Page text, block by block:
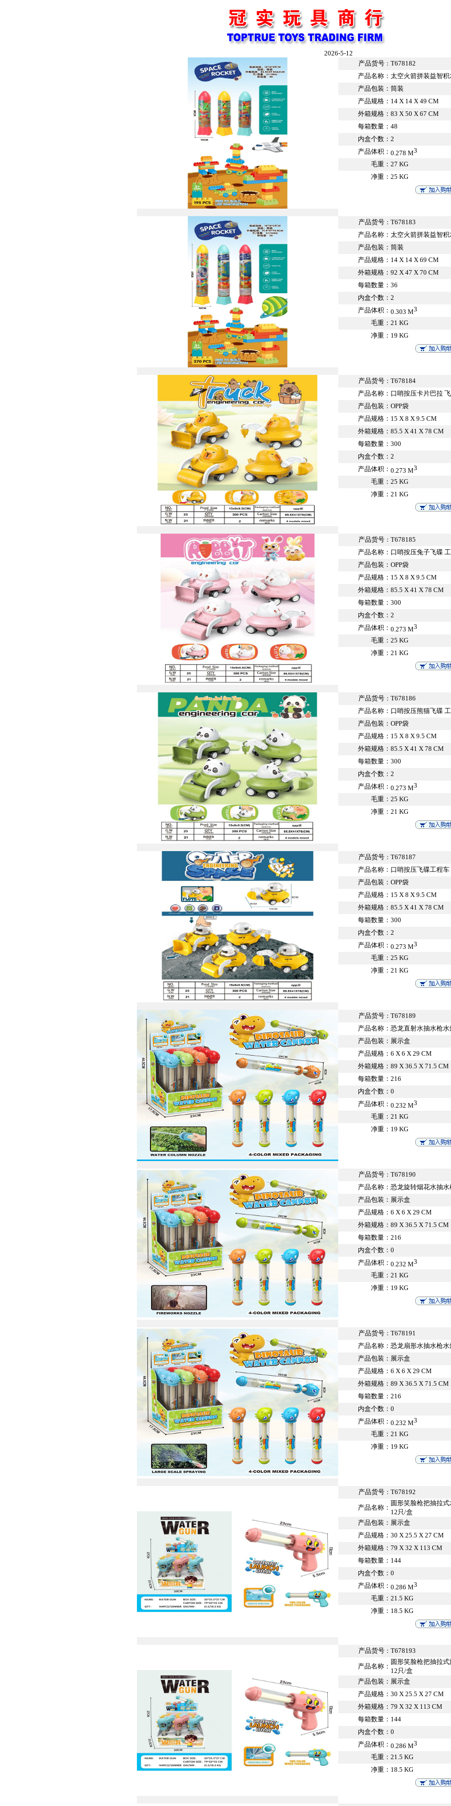
2026-5-12
产品货号 ： T678182
产品名称： 太空火箭拼装益智积
产品包装： 筒装
产品规格： 14 X 14 X 49 CM
外箱规格： 83 X 50 X 67 CM
每箱数量： 48
内盒个数： 2
产品体积： 0.278 M3
毛重： 27 KG
净重： 25 KG
产品货号 ： T678183
产品名称： 太空火箭拼装益智积
产品包装： 筒装
产品规格： 14 X 14 X 69 CM
外箱规格： 92 X 47 X 70 CM
每箱数量： 36
内盒个数： 2
产品体积： 0.303 M3
毛重： 21 KG
净重： 19 KG
产品货号 ： T678184
产品名称： 口哨按压卡片巴拉
产品包装： OPP袋
产品规格： 15 X 8 X 9.5 CM
外箱规格： 85.5 X 41 X 78 CM
每箱数量： 300
内盒个数： 2
产品体积： 0.273 M3
毛重： 25 KG
净重： 21 KG
产品货号 ： T678185
产品名称： 口哨按压兔子飞碟
产品包装： OPP袋
产品规格： 15 X 8 X 9.5 CM
外箱规格： 85.5 X 41 X 78 CM
每箱数量： 300
内盒个数： 2
产品体积： 0.273 M3
毛重： 25 KG
净重： 21 KG
产品货号 ： T678186
产品名称： 口哨按压熊猫飞碟
产品包装： OPP袋
产品规格： 15 X 8 X 9.5 CM
外箱规格： 85.5 X 41 X 78 CM
每箱数量： 300
内盒个数： 2
产品体积： 0.273 M3
毛重： 25 KG
净重： 21 KG
产品货号 ： T678187
产品名称： 口哨按压飞碟工程车
产品包装： OPP袋
产品规格： 15 X 8 X 9.5 CM
外箱规格： 85.5 X 41 X 78 CM
每箱数量： 300
内盒个数： 2
产品体积： 0.273 M3
毛重： 25 KG
净重： 21 KG
产品货号 ： T678189
产品名称： 恐龙直射水抽水枪
产品包装： 展示盒
产品规格： 6 X 6 X 29 CM
外箱规格： 89 X 36.5 X 71.5 CM
每箱数量： 216
内盒个数： 0
产品体积： 0.232 M3
毛重： 21 KG
净重： 19 KG
产品货号 ： T678190
产品名称： 恐龙旋转烟花水抽
产品包装： 展示盒
产品规格： 6 X 6 X 29 CM
外箱规格： 89 X 36.5 X 71.5 CM
每箱数量： 216
内盒个数： 0
产品体积： 0.232 M3
毛重： 21 KG
净重： 19 KG
产品货号 ： T678191
产品名称： 恐龙扇形水抽水枪
产品包装： 展示盒
产品规格： 6 X 6 X 29 CM
外箱规格： 89 X 36.5 X 71.5 CM
每箱数量： 216
内盒个数： 0
产品体积： 0.232 M3
毛重： 21 KG
净重： 19 KG
产品货号 ： T678192
产品名称：
圆形笑脸枪把抽拉
12只/盒
产品包装： 展示盒
产品规格： 30 X 25.5 X 27 CM
外箱规格： 79 X 32 X 113 CM
每箱数量： 144
内盒个数： 0
产品体积： 0.286 M3
毛重： 21.5 KG
净重： 18.5 KG
产品货号 ： T678193
产品名称：
圆形笑脸枪把抽拉
12只/盒
产品包装： 展示盒
产品规格： 30 X 25.5 X 27 CM
外箱规格： 79 X 32 X 113 CM
每箱数量： 144
内盒个数： 0
产品体积： 0.286 M3
毛重： 21.5 KG
净重： 18.5 KG